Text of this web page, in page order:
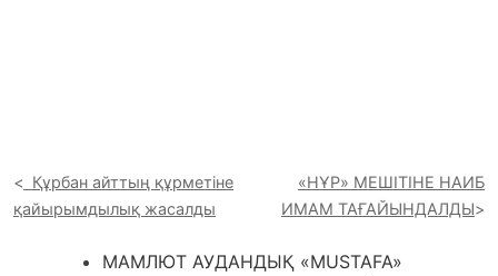
Құрбан айттың құрметіне
қайырымдылық жасалды
«НҰР» МЕШІТІНЕ НАИБ
ИМАМ ТАҒАЙЫНДАЛДЫ
МАМЛЮТ АУДАНДЫҚ «MUSTAFA»